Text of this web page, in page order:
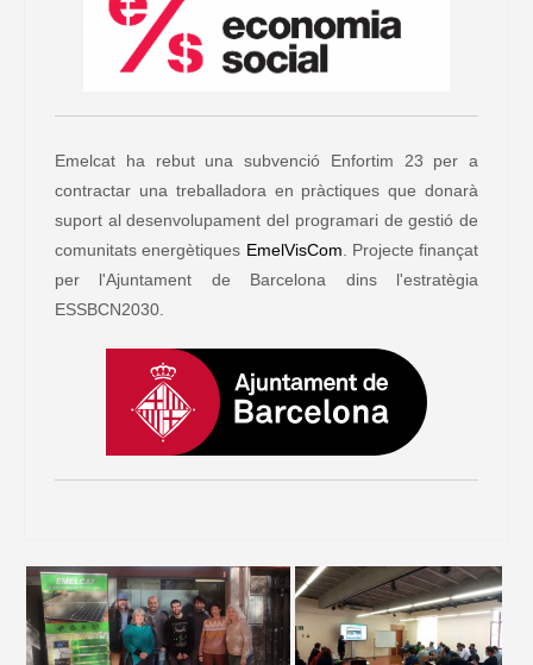
Emelcat ha rebut una subvenció Enfortim 23 per a
contractar una treballadora en pràctiques que donarà
suport al desenvolupament del programari de gestió de
comunitats energètiques EmelVisCom . Projecte finançat
per l'Ajuntament de Barcelona dins l'estratègia
ESSBCN2030.